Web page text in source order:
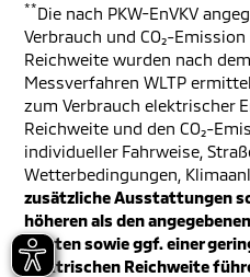
**Die nach PKW-EnVKV
Verbrauch und CO₂-
Reichweite wurden nach
Messverfahren WLTP
zum Verbrauch elektrischer
Reichweite und den CO₂-
individueller Fahrweise,
Wetterbedingungen,
zusätzliche Ausstattungen
höheren als den
Werten sowie ggf. einer
elektrischen Reichweite